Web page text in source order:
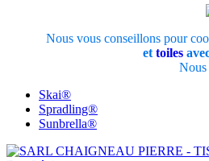
Nous vous conseillons pour
et toiles
Nous
Skai®
Spradling®
Sunbrella®